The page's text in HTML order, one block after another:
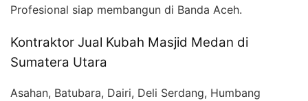
Profesional siap membangun di Banda Aceh.
Kontraktor Jual Kubah Masjid Medan di
Sumatera Utara
Asahan, Batubara, Dairi, Deli Serdang, Humbang